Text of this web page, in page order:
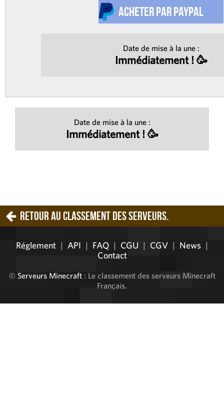
Date de mise à la une :
Immédiatement ! 🥳
Date de mise à la une :
Immédiatement ! 🥳
Retour au classement des serveurs.
Réglement | API | FAQ | CGU | CGV | News |
Contact
© Serveurs Minecraft: Le classement des serveurs Minecraft
Français.